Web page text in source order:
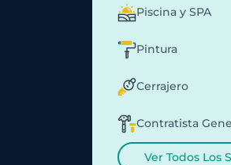
Piscina y SPA
Pintura
Cerrajero
Contratista
Ver Todos Los